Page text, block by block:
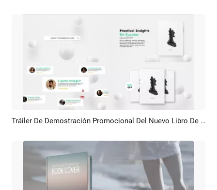
Previsualizar Crear IA Tráiler De Demostración Promocional Del Nuevo Libro De Productos Más Vendido En El Campo De La Filosofía De Herramientas Y El Diseño.